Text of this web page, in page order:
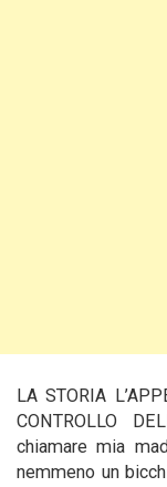
LA STORIA
CONTROLLO
chiamare mia
nemmeno un